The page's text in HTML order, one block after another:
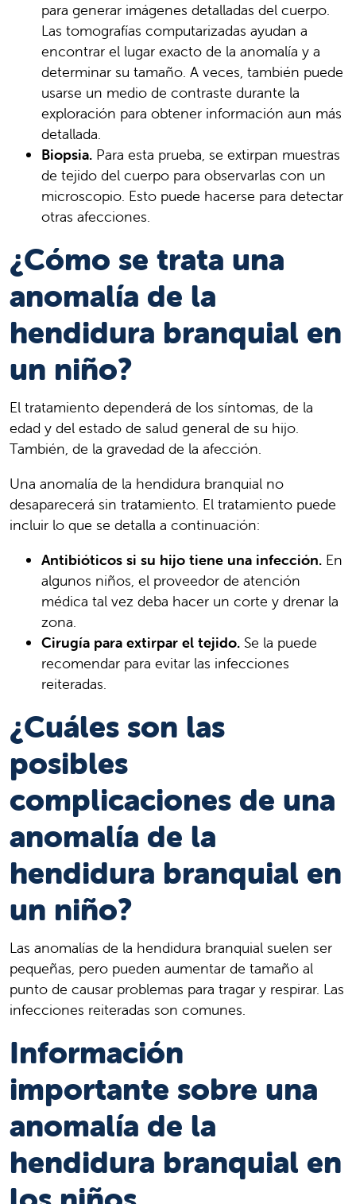
para generar imágenes detalladas del cuerpo.
Las tomografías computarizadas ayudan a
encontrar el lugar exacto de la anomalía y a
determinar su tamaño. A veces, también puede
usarse un medio de contraste durante la
exploración para obtener información aun más
detallada.
Biopsia. Para esta prueba, se extirpan muestras
de tejido del cuerpo para observarlas con un
microscopio. Esto puede hacerse para detectar
otras afecciones.
¿Cómo se trata una
anomalía de la
hendidura branquial en
un niño?
El tratamiento dependerá de los síntomas, de la
edad y del estado de salud general de su hijo.
También, de la gravedad de la afección.
Una anomalía de la hendidura branquial no
desaparecerá sin tratamiento. El tratamiento puede
incluir lo que se detalla a continuación:
Antibióticos si su hijo tiene una infección. En
algunos niños, el proveedor de atención
médica tal vez deba hacer un corte y drenar la
zona.
Cirugía para extirpar el tejido. Se la puede
recomendar para evitar las infecciones
reiteradas.
¿Cuáles son las
posibles
complicaciones de una
anomalía de la
hendidura branquial en
un niño?
Las anomalías de la hendidura branquial suelen ser
pequeñas, pero pueden aumentar de tamaño al
punto de causar problemas para tragar y respirar. Las
infecciones reiteradas son comunes.
Información
importante sobre una
anomalía de la
hendidura branquial en